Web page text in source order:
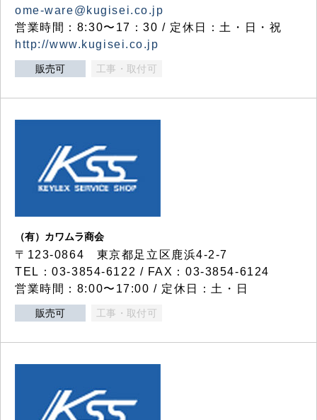
ome-ware@kugisei.co.jp
営業時間：8:30〜17：30 / 定休日：土・日・祝
http://www.kugisei.co.jp
販売可 工事・取付可
（有）カワムラ商会
〒123-0864 東京都足立区鹿浜4-2-7
TEL：03-3854-6122 / FAX：03-3854-6124
営業時間：8:00〜17:00 / 定休日：土・日
販売可 工事・取付可